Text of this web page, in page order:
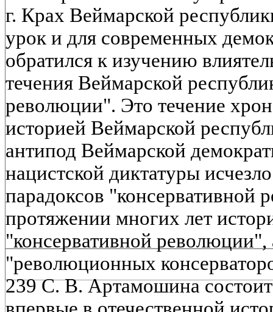
г. Крах Веймарской
урок и для современных
обратился к изучению
течения Веймарской
революции". Это течение
историей Веймарской
антипод Веймарской
нацистской диктатуры
парадоксов "консервативной
протяжении многих лет
"консервативной революции",
"революционных
239 С. В. Артамошина состоит